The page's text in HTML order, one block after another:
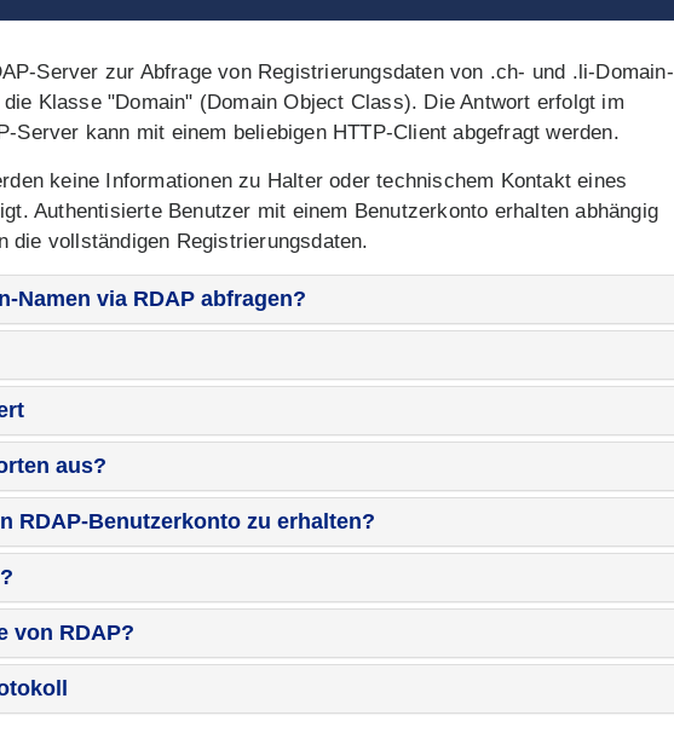
Server zur Abfrage von Registrierungsdaten von .ch- und .li-Domain-
Klasse "Domain" (Domain Object Class). Die Antwort erfolgt im
Server kann mit einem beliebigen HTTP-Client abgefragt werden.
keine Informationen zu Halter oder technischem Kontakt eines
Authentisierte Benutzer mit einem Benutzerkonto erhalten abhängig
die vollständigen Registrierungsdaten.
Namen via RDAP abfragen?
aus?
RDAP-Benutzerkonto zu erhalten?
von RDAP?